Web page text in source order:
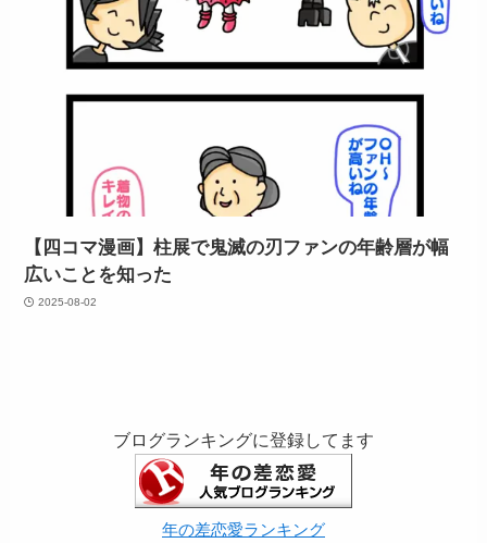
【四コマ漫画】柱展で鬼滅の刃ファンの年齢層が幅
広いことを知った
2025-08-02
ブログランキングに登録してます
年の差恋愛ランキング